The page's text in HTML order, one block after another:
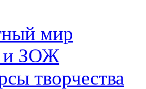
мир
и ЗОЖ
творчества